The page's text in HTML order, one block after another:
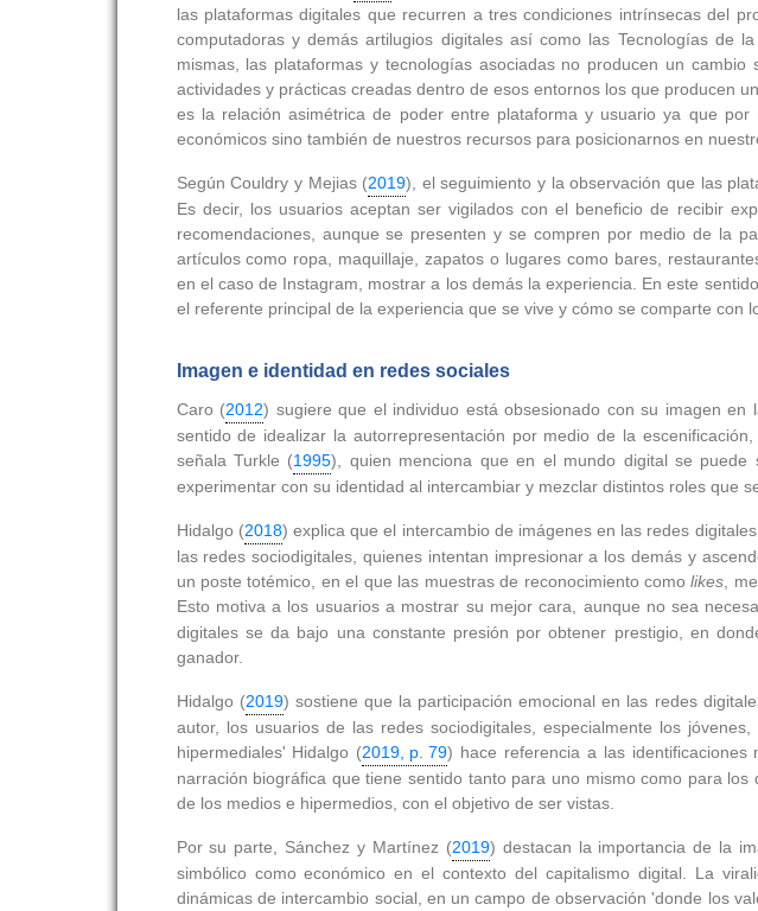
las plataformas digitales que recurren a tres condiciones intrínsecas del
computadoras y demás artilugios digitales así como las Tecnologías de
mismas, las plataformas y tecnologías asociadas no producen un
actividades y prácticas creadas dentro de esos entornos los que producen
es la relación asimétrica de poder entre plataforma y usuario ya que
económicos sino también de nuestros recursos para posicionarnos en
Según Couldry y Mejias (2019), el seguimiento y la observación que las
Es decir, los usuarios aceptan ser vigilados con el beneficio de recibir
recomendaciones, aunque se presenten y se compren por medio de la
artículos como ropa, maquillaje, zapatos o lugares como bares,
en el caso de Instagram, mostrar a los demás la experiencia. En este
el referente principal de la experiencia que se vive y cómo se comparte con
Imagen e identidad en redes sociales
Caro (2012) sugiere que el individuo está obsesionado con su imagen
sentido de idealizar la autorrepresentación por medio de la
señala Turkle (1995), quien menciona que en el mundo digital se
experimentar con su identidad al intercambiar y mezclar distintos roles que
Hidalgo (2018) explica que el intercambio de imágenes en las redes
las redes sociodigitales, quienes intentan impresionar a los demás y
un poste totémico, en el que las muestras de reconocimiento comolikes,
Esto motiva a los usuarios a mostrar su mejor cara, aunque no sea
digitales se da bajo una constante presión por obtener prestigio, en
ganador.
Hidalgo (2019) sostiene que la participación emocional en las redes
autor, los usuarios de las redes sociodigitales, especialmente los
hipermediales' Hidalgo (2019, p. 79) hace referencia a las
narración biográfica que tiene sentido tanto para uno mismo como para
de los medios e hipermedios, con el objetivo de ser vistas.
Por su parte, Sánchez y Martínez (2019) destacan la importancia de la
simbólico como económico en el contexto del capitalismo digital. La
dinámicas de intercambio social, en un campo de observación 'donde los